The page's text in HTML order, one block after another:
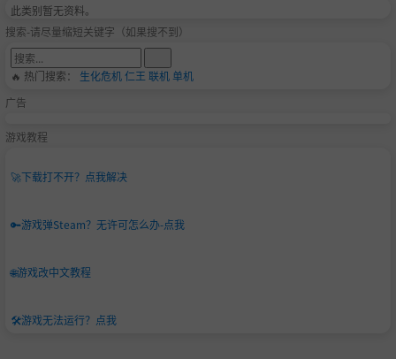
此类别暂无资料。
搜索-请尽量缩短关键字（如果搜不到）
🔥 热门搜索： 生化危机仁王 联机单机
广告
游戏教程
🚀下载打不开？点我解决
🔑游戏弹Steam？无许可怎么办-点我
🌐游戏改中文教程
🛠️游戏无法运行？点我